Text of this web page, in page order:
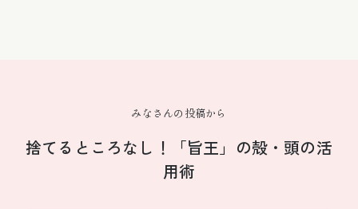
みなさんの投稿から
捨てるところなし！「旨王」の殻・頭の活
用術